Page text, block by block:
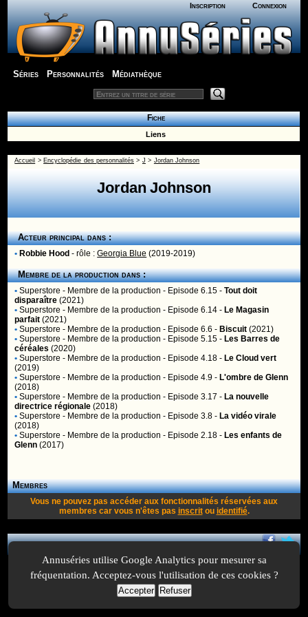
Inscription Connexion
Séries Personnalités Médiathèque
Fiche
Liens
Accueil > Encyclopédie des personnalités > J > Jordan Johnson
Jordan Johnson
Acteur principal dans :
• Robbie Hood - rôle :Georgia Blue (2019-2019)
Membre de la production dans :
• Superstore - Membre de la production - Episode 6.15 -Tout doit
disparaître (2021)
• Superstore - Membre de la production - Episode 6.14 - Le Magasin
parfait (2021)
• Superstore - Membre de la production - Episode 6.6 - Biscuit (2021)
• Superstore - Membre de la production - Episode 5.15 - Les Barres de
céréales (2020)
• Superstore - Membre de la production - Episode 4.18 - Le Cloud vert
(2019)
• Superstore - Membre de la production - Episode 4.9 - L'ombre de Glenn
(2018)
• Superstore - Membre de la production - Episode 3.17 - La nouvelle
directrice régionale (2018)
• Superstore - Membre de la production - Episode 3.8 - La vidéo virale
(2018)
• Superstore - Membre de la production - Episode 2.18 - Les enfants de
Glenn (2017)
Membres
Vous ne pouvez pas accéder aux fonctionnalités réservées aux
membres car vous n'êtes pas inscritou identifié.
Annuséries utilise Google Analytics pour mesurer sa
fréquentation. Acceptez-vous l'utilisation de ces cookies ?
Accepter Refuser